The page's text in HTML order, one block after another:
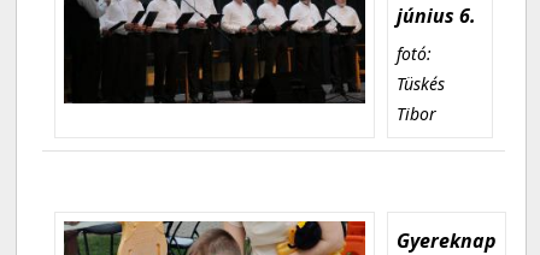
június 6.
fotó:
Tüskés
Tibor
Gyereknap